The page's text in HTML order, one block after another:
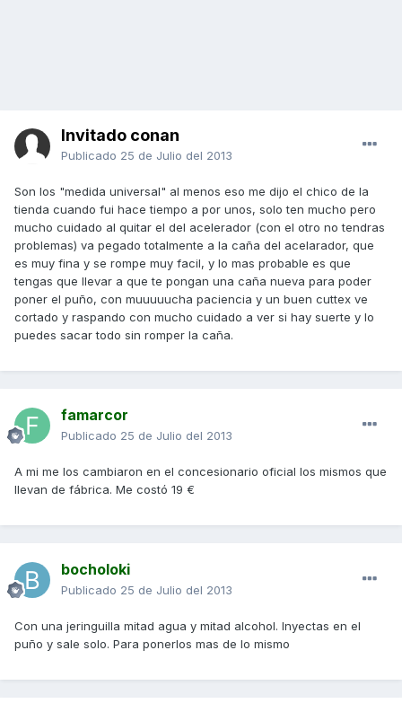
Invitado conan
Publicado 25 de Julio del 2013
Son los "medida universal" al menos eso me dijo el chico de la
tienda cuando fui hace tiempo a por unos, solo ten mucho pero
mucho cuidado al quitar el del acelerador (con el otro no tendras
problemas) va pegado totalmente a la caña del acelarador, que
es muy fina y se rompe muy facil, y lo mas probable es que
tengas que llevar a que te pongan una caña nueva para poder
poner el puño, con muuuuucha paciencia y un buen cuttex ve
cortado y raspando con mucho cuidado a ver si hay suerte y lo
puedes sacar todo sin romper la caña.
famarcor
Publicado 25 de Julio del 2013
A mi me los cambiaron en el concesionario oficial los mismos que
llevan de fábrica. Me costó 19 €
bocholoki
Publicado 25 de Julio del 2013
Con una jeringuilla mitad agua y mitad alcohol. Inyectas en el
puño y sale solo. Para ponerlos mas de lo mismo